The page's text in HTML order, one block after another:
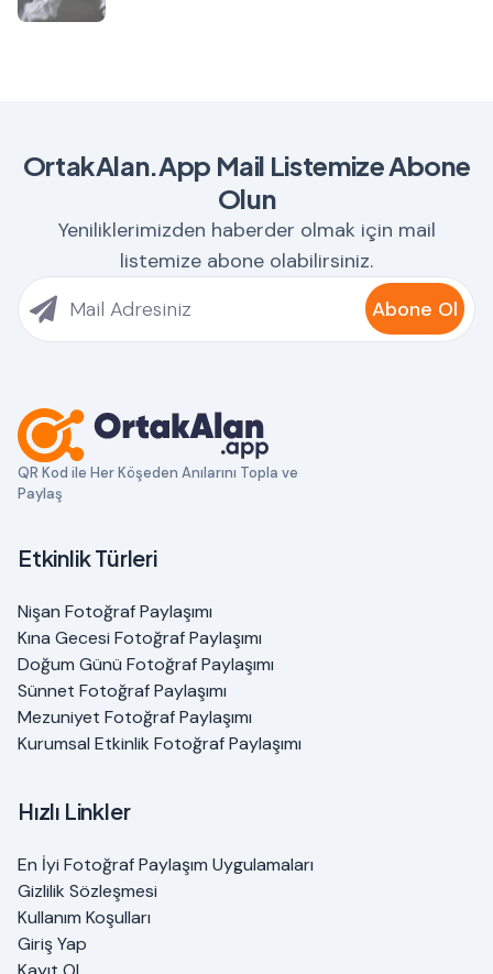
OrtakAlan.App Mail Listemize Abone
Olun
Yeniliklerimizden haberder olmak için mail
listemize abone olabilirsiniz.
Abone Ol
QR Kod ile Her Köşeden Anılarını Topla ve
Paylaş
Etkinlik Türleri
Nişan Fotoğraf Paylaşımı
Kına Gecesi Fotoğraf Paylaşımı
Doğum Günü Fotoğraf Paylaşımı
Sünnet Fotoğraf Paylaşımı
Mezuniyet Fotoğraf Paylaşımı
Kurumsal Etkinlik Fotoğraf Paylaşımı
Hızlı Linkler
En İyi Fotoğraf Paylaşım Uygulamaları
Gizlilik Sözleşmesi
Kullanım Koşulları
Giriş Yap